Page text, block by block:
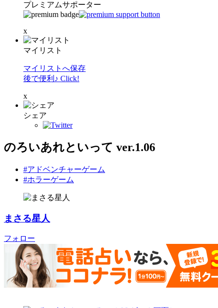
プレミアムサポーター
x
マイリスト
マイリストへ保存
後で便利♪ Click!
x
シェア
のろいあれといって ver.1.06
#アドベンチャーゲーム
#ホラーゲーム
まさる星人
フォロー